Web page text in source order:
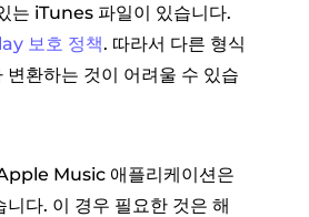
는 iTunes 파일이 있습니다.
보호 정책. 따라서 다른 형식
변환하는 것이 어려울 수 있습
Music 애플리케이션은
니다. 이 경우 필요한 것은 해